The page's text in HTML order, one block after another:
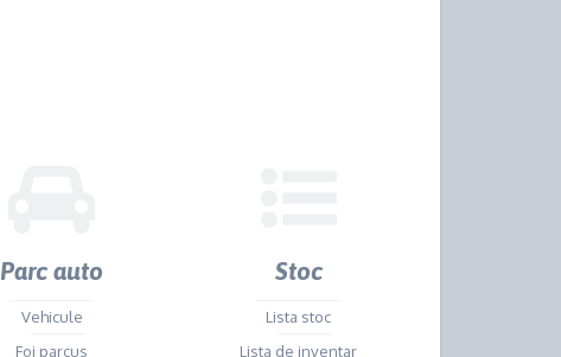
Parc auto
Vehicule
Foi parcus
Stoc
Lista stoc
Lista de inventar